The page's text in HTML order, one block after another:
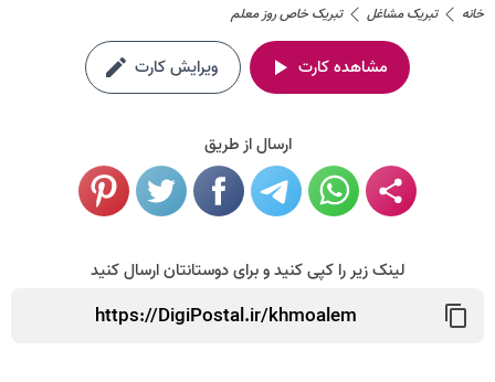
خانه
تبریک مشاغل تبریک خاص روز معلم
مشاهده کارت ویرایش کارت
ارسال از طریق
لینک زیر را کپی کنید و برای دوستانتان ارسال کنید